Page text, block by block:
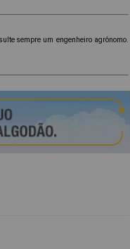
sempre um engenheiro agrônomo.